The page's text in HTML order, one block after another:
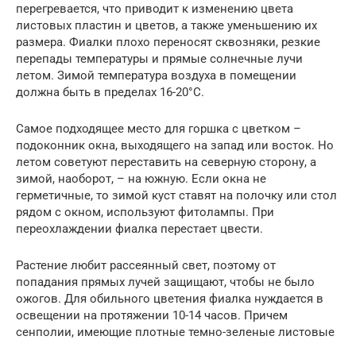
перегревается, что приводит к изменению цвета
листовых пластин и цветов, а также уменьшению их
размера. Фиалки плохо переносят сквозняки, резкие
перепады температуры и прямые солнечные лучи
летом. Зимой температура воздуха в помещении
должна быть в пределах 16-20°С.
Самое подходящее место для горшка с цветком –
подоконник окна, выходящего на запад или восток. Но
летом советуют переставить на северную сторону, а
зимой, наоборот, – на южную. Если окна не
герметичные, то зимой куст ставят на полочку или стол
рядом с окном, используют фитолампы. При
переохлаждении фиалка перестает цвести.
Растение любит рассеянный свет, поэтому от
попадания прямых лучей защищают, чтобы не было
ожогов. Для обильного цветения фиалка нуждается в
освещении на протяжении 10-14 часов. Причем
сенполии, имеющие плотные темно-зеленые листовые